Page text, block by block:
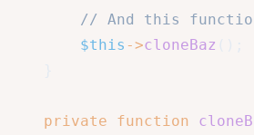
// And this
$this ->cloneBaz
private function